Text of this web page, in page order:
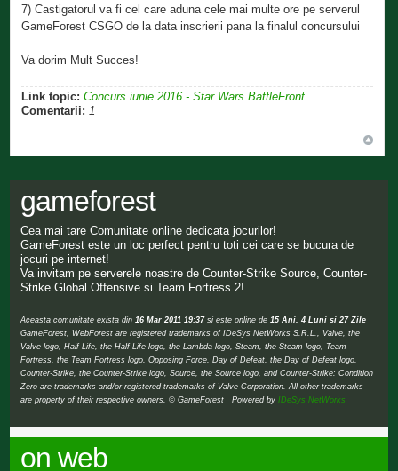
7) Castigatorul va fi cel care aduna cele mai multe ore pe serverul
GameForest CSGO de la data inscrierii pana la finalul concursului
Va dorim Mult Succes!
Link topic: Concurs iunie 2016 - Star Wars BattleFront
Comentarii: 1
gameforest
Cea mai tare Comunitate online dedicata jocurilor!
GameForest este un loc perfect pentru toti cei care se bucura de
jocuri pe internet!
Va invitam pe serverele noastre de Counter-Strike Source, Counter-
Strike Global Offensive si Team Fortress 2!
Aceasta comunitate exista din16 Mar 2011 19:37si este online de15 Ani, 4 Luni si 27 Zile
GameForest, WebForest are registered trademarks of IDeSys NetWorks S.R.L., Valve, the
Valve logo, Half-Life, the Half-Life logo, the Lambda logo, Steam, the Steam logo, Team
Fortress, the Team Fortress logo, Opposing Force, Day of Defeat, the Day of Defeat logo,
Counter-Strike, the Counter-Strike logo, Source, the Source logo, and Counter-Strike: Condition
Zero are trademarks and/or registered trademarks of Valve Corporation. All other trademarks
are property of their respective owners. © GameForest Powered byIDeSys NetWorks
on web